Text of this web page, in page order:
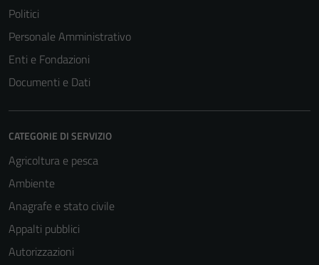
Politici
Personale Amministrativo
Enti e Fondazioni
Documenti e Dati
CATEGORIE DI SERVIZIO
Agricoltura e pesca
Ambiente
Anagrafe e stato civile
Appalti pubblici
Autorizzazioni